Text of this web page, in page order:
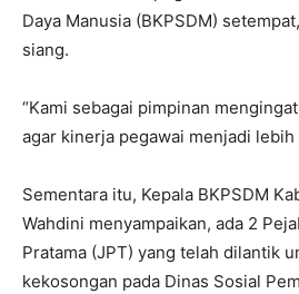
Daya Manusia (BKPSDM)
siang.
“Kami sebagai pimpinan
agar kinerja pegawai menjadi lebih
Sementara itu, Kepala BKPSDM
Wahdini menyampaikan, ada 2
Pratama (JPT) yang telah dilantik
kekosongan pada Dinas Sosial